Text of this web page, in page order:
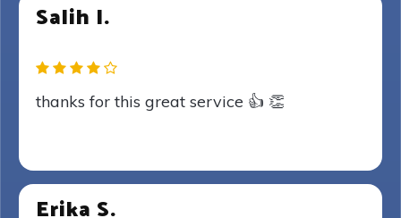
Salih I.
thanks for this great service 👍 👏
Erika S.